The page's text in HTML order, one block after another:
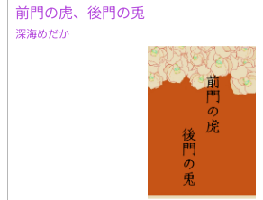
前門の虎、後門の兎
深海めだか